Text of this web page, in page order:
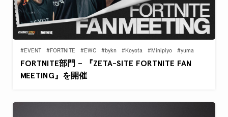
#EVENT #FORTNITE #EWC #bykn #Koyota #Minipiyo #yuma
FORTNITE部門 – 『ZETA-SITE FORTNITE FAN
MEETING』を開催